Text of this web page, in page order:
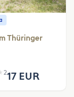
Thüringer
217 EUR